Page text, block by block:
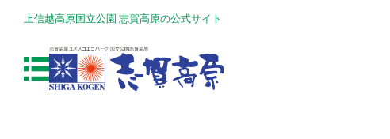
上信越高原国立公園 志賀高原の公式サイト